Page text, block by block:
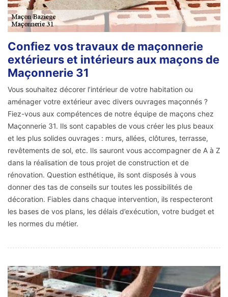
Confiez vos travaux de maçonnerie
extérieurs et intérieurs aux maçons de
Maçonnerie 31
Vous souhaitez décorer l’intérieur de votre habitation ou
aménager votre extérieur avec divers ouvrages maçonnés ?
Fiez-vous aux compétences de notre équipe de maçons chez
Maçonnerie 31. Ils sont capables de vous créer les plus beaux
et les plus solides ouvrages : murs, allées, clôtures, terrasse,
revêtements de sol, etc. Ils sauront vous accompagner de A à Z
dans la réalisation de tous projet de construction et de
rénovation. Question esthétique, ils sont disposés à vous
donner des tas de conseils sur toutes les possibilités de
décoration. Fiables dans chaque intervention, ils respecteront
les bases de vos plans, les délais d’exécution, votre budget et
les normes du métier.